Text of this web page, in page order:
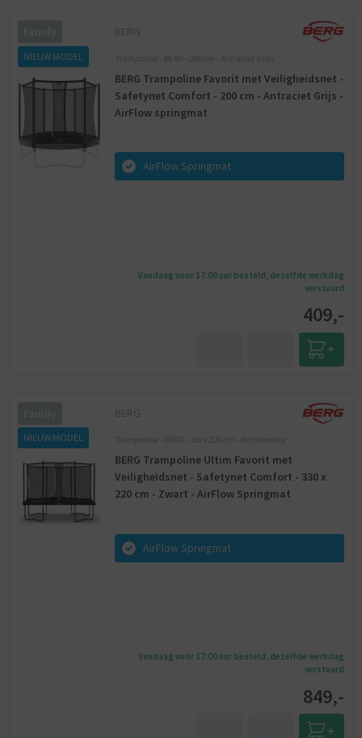
NIEUW MODEL
BERG
Trampoline - BERG - 200 cm - Antraciet Grijs
BERG Trampoline Favorit met Veiligheidsnet -
Safetynet Comfort - 200 cm - Antraciet Grijs -
AirFlow springmat
AirFlow Springmat
Vandaag voor 17:00 uur besteld, dezelfde werkdag
verstuurd
409,-
NIEUW MODEL
BERG
Trampoline - BERG - 330 x 220 cm - Rechthoekig
BERG Trampoline Ultim Favorit met
Veiligheidsnet - Safetynet Comfort - 330 x
220 cm - Zwart - AirFlow Springmat
AirFlow Springmat
Vandaag voor 17:00 uur besteld, dezelfde werkdag
verstuurd
849,-